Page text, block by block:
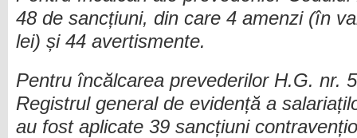
48 de sancțiuni, din care 4 amenzi (în
lei) și 44 avertismente.
Pentru încălcarea prevederilor H.G. nr.
Registrul general de evidență a
au fost aplicate 39 sancțiuni